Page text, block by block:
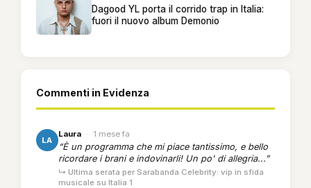
Dagood YL porta il corrido trap in Italia:
fuori il nuovo album Demonio
Commenti in Evidenza
LA
Laura · 1 mese fa
“È un programma che mi piace tantissimo, e bello
ricordare i brani e indovinarli! Un po' di allegria...”
↳ Ultima serata per Sarabanda Celebrity: vip in sfida
musicale su Italia 1